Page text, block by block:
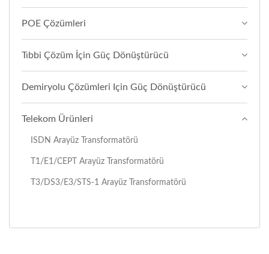
POE Çözümleri
Tıbbi Çözüm İçin Güç Dönüştürücü
Demiryolu Çözümleri Için Güç Dönüştürücü
Telekom Ürünleri
ISDN Arayüz Transformatörü
T1/E1/CEPT Arayüz Transformatörü
T3/DS3/E3/STS-1 Arayüz Transformatörü